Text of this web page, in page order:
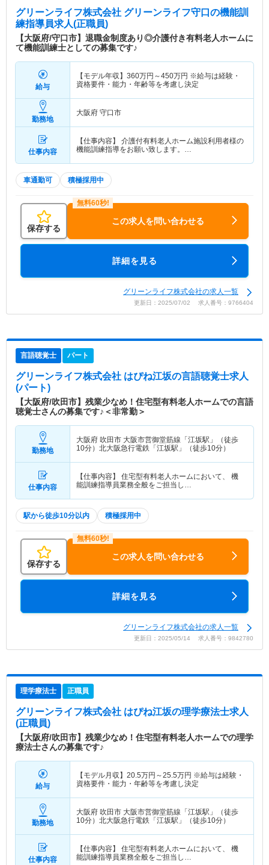
グリーンライフ株式会社 グリーンライフ守口 の機能訓
練指導員求人(正職員)
【大阪府/守口市】退職金制度あり◎介護付き有料老人ホームに
て機能訓練士としての募集です♪
給与
【モデル年収】 360万円～450万円 ※給与は経験・
資格要件・能力・年齢等を考慮し決定
勤務地
大阪府 守口市
仕事内容
【仕事内容】 介護付有料老人ホーム施設利用者様の
機能訓練指導をお願い致します。…
車通勤可 積極採用中
保存する
この求人を問い合わせる
詳細を見る
グリーンライフ株式会社の求人一覧
更新日：2025/07/02 求人番号：9766404
言語聴覚士 パート
グリーンライフ株式会社 はぴね江坂の言語聴覚士求人
(パート)
【大阪府/吹田市】残業少なめ！住宅型有料老人ホームでの言語
聴覚士さんの募集です♪＜非常勤＞
勤務地
大阪府 吹田市 大阪市営御堂筋線「江坂駅」（徒歩
10分）北大阪急行電鉄「江坂駅」（徒歩10分）
仕事内容
【仕事内容】 住宅型有料老人ホームにおいて、 機
能訓練指導員業務全般をご担当し…
駅から徒歩10分以内 積極採用中
保存する
この求人を問い合わせる
詳細を見る
グリーンライフ株式会社の求人一覧
更新日：2025/05/14 求人番号：9842780
理学療法士 正職員
グリーンライフ株式会社 はぴね江坂の理学療法士求人
(正職員)
【大阪府/吹田市】残業少なめ！住宅型有料老人ホームでの理学
療法士さんの募集です♪
給与
【モデル月収】 20.5万円～25.5万円 ※給与は経験・
資格要件・能力・年齢等を考慮し決定
勤務地
大阪府 吹田市 大阪市営御堂筋線「江坂駅」（徒歩
10分）北大阪急行電鉄「江坂駅」（徒歩10分）
仕事内容
【仕事内容】 住宅型有料老人ホームにおいて、 機
能訓練指導員業務全般をご担当し…